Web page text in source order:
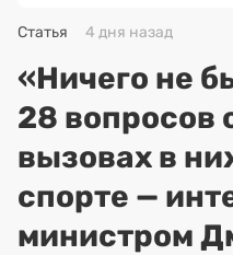
Статья 4 дня назад
«Ничего не
28 вопросов
вызовах в
спорте —
министром